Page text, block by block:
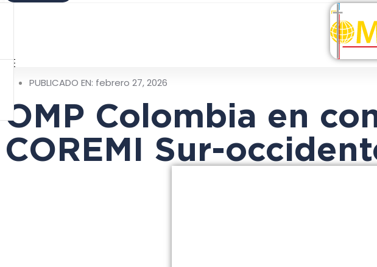
PUBLICADO EN: febrero 27, 2026
OMP Colombia en
COREMI Sur-